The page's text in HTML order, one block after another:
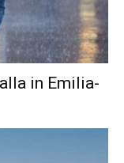
in Emilia-